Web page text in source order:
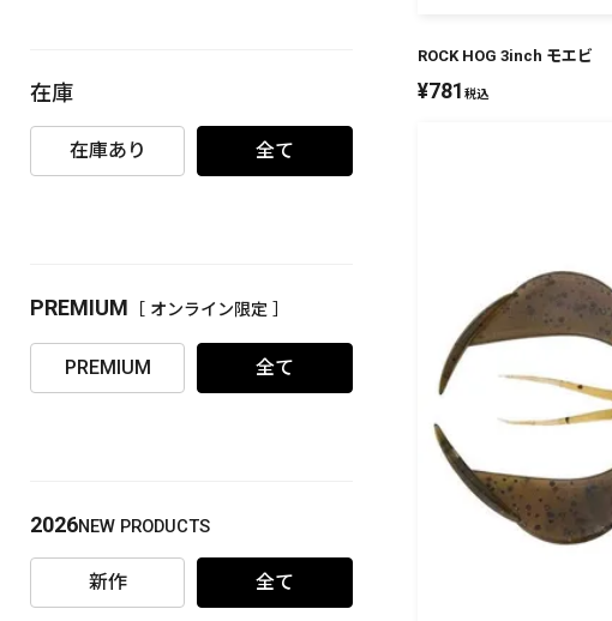
2026 NEW PRODUCTS
在庫
在庫あり 全て
PREMIUM ［ オンライン限定 ］
PREMIUM 全て
2026NEW PRODUCTS
新作 全て
ROCK HOG 3inch モエビ
¥781 税込